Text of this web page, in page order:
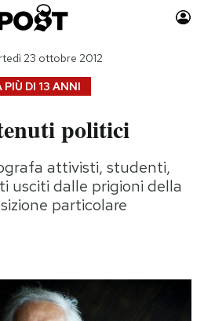
Auto
Moda
Consumismi
Storie/Idee
Altrecose
Mondiali calcio 2026
PIÙ DI 13 ANNI
23 ottobre 2012
politici
attivisti, studenti,
usciti dalle prigioni della
particolare